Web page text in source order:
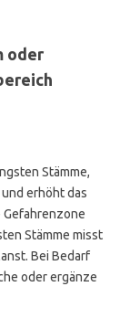
oder
Stämme,
erhöht das
Stämme misst
Bei Bedarf
oder ergänze